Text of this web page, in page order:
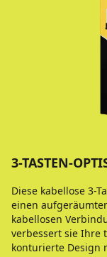
3-TASTEN-
Diese kabellose 3-
einen
kabellosen
verbessert sie Ihre
konturierte Design